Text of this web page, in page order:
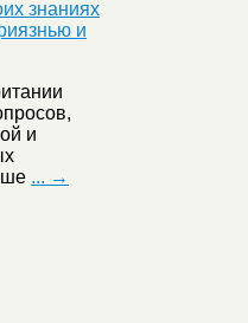
и
... →